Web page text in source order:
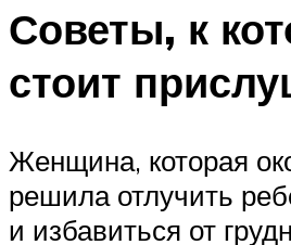
Советы, к
стоит
Женщина, которая
решила отлучить
и избавиться от